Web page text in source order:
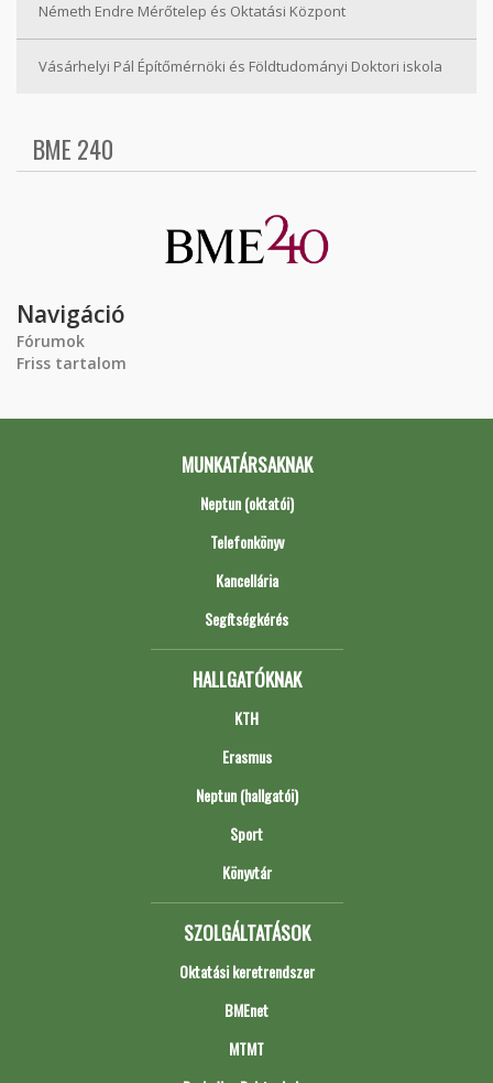
Németh Endre Mérőtelep és Oktatási Központ
Vásárhelyi Pál Építőmérnöki és Földtudományi Doktori iskola
BME 240
Navigáció
Fórumok
Friss tartalom
MUNKATÁRSAKNAK
Neptun (oktatói)
Telefonkönyv
Kancellária
Segítségkérés
HALLGATÓKNAK
KTH
Erasmus
Neptun (hallgatói)
Sport
Könyvtár
SZOLGÁLTATÁSOK
Oktatási keretrendszer
BMEnet
MTMT